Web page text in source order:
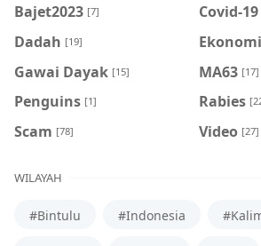
Bajet2023 [7] Covid-19
Dadah [19] Ekonomi
Gawai Dayak [15] MA63 [17]
Penguins [1] Rabies
Scam [78] Video [27]
WILAYAH
#Bintulu #Indonesia